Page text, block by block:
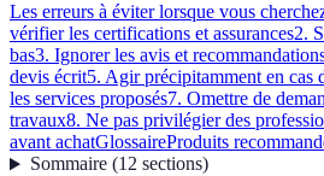
Les erreurs à éviter lorsque vous
vérifier les certifications et assurances2.
bas3. Ignorer les avis et
devis écrit5. Agir précipitamment en cas
les services proposés7. Omettre de
travaux8. Ne pas privilégier des
avant achatGlossaireProduits
Sommaire(12 sections)